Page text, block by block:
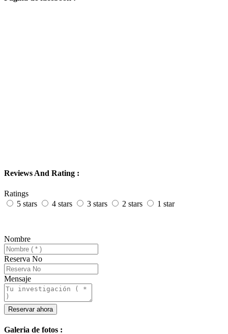
Reviews And Rating :
Ratings
5 stars
4 stars 3 stars 2 stars 1 star
Nombre
Reserva No
Mensaje
Galeria de fotos :